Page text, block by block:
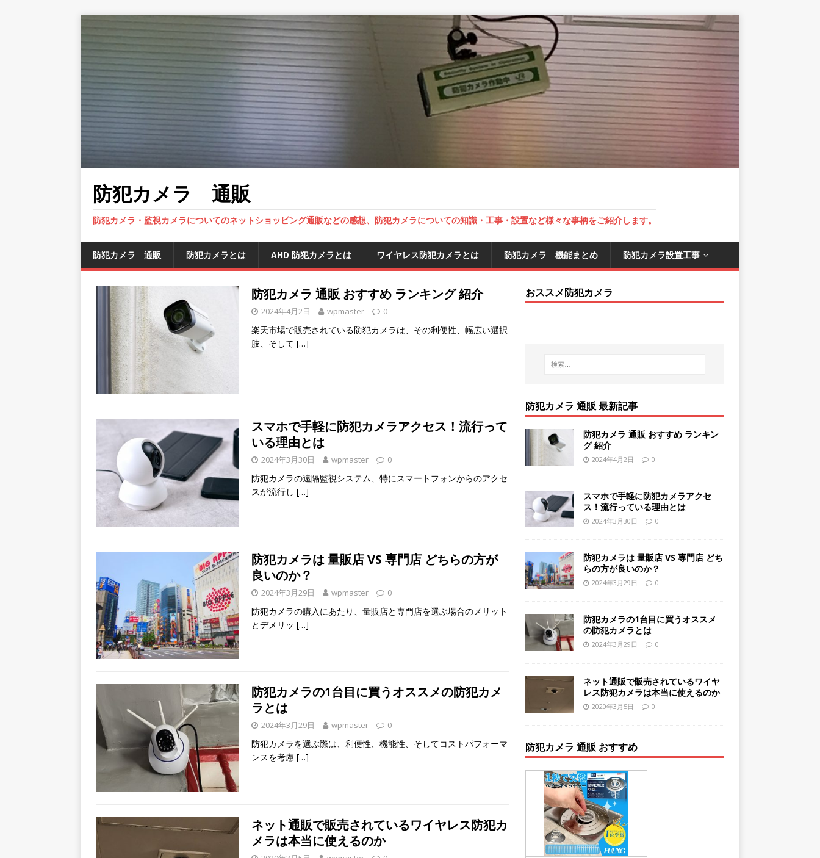
防犯カメラ 通販
防犯カメラ・監視カメラについてのネットショッピング通販などの感想、防犯カメラについての知識・工事・設置など様々な事柄をご紹介します。
防犯カメラ 通販 防犯カメラとは AHD 防犯カメラとは ワイヤレス防犯カメラとは 防犯カメラ 機能まとめ 防犯カメラ設置工事
防犯カメラ 通販 おすすめ ランキング 紹介
2024年4月2日 wpmaster 0
楽天市場で販売されている防犯カメラは、その利便性、幅広い選択
肢、そして […]
スマホで手軽に防犯カメラアクセス！流行って
いる理由とは
2024年3月30日 wpmaster 0
防犯カメラの遠隔監視システム、特にスマートフォンからのアクセ
スが流行し […]
防犯カメラは 量販店 VS 専門店 どちらの方が
良いのか？
2024年3月29日 wpmaster 0
防犯カメラの購入にあたり、量販店と専門店を選ぶ場合のメリット
とデメリッ […]
防犯カメラの1台目に買うオススメの防犯カメ
ラとは
2024年3月29日 wpmaster 0
防犯カメラを選ぶ際は、利便性、機能性、そしてコストパフォーマ
ンスを考慮 […]
ネット通販で販売されているワイヤレス防犯カ
メラは本当に使えるのか
おススメ防犯カメラ
防犯カメラ 通販 最新記事
防犯カメラ 通販 おすすめ ランキン
グ 紹介
2024年4月2日 0
スマホで手軽に防犯カメラアクセ
ス！流行っている理由とは
2024年3月30日 0
防犯カメラは 量販店 VS 専門店 どち
らの方が良いのか？
2024年3月29日 0
防犯カメラの1台目に買うオススメ
の防犯カメラとは
2024年3月29日 0
ネット通販で販売されているワイヤ
レス防犯カメラは本当に使えるのか
2020年3月5日 0
防犯カメラ 通販 おすすめ